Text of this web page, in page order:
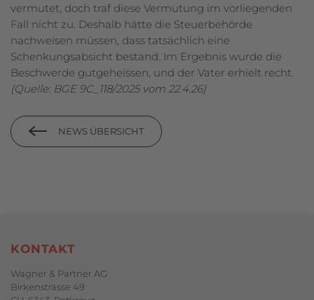
vermutet, doch traf diese Vermutung im vorliegenden
Fall nicht zu. Deshalb hätte die Steuerbehörde
nachweisen müssen, dass tatsächlich eine
Schenkungsabsicht bestand. Im Ergebnis wurde die
Beschwerde gutgeheissen, und der Vater erhielt recht.
(Quelle: BGE 9C_118/2025 vom 22.4.26)
NEWS ÜBERSICHT
Footerbereich
KONTAKT
Wagner & Partner AG
Birkenstrasse 49